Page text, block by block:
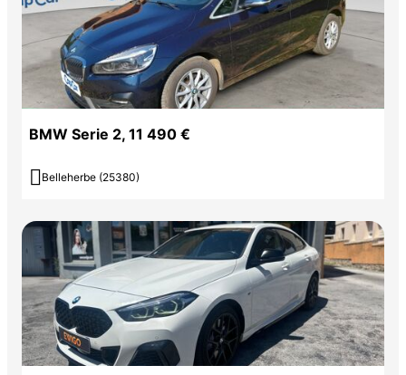
BMW Serie 2, 11 490 €
 Belleherbe (25380)